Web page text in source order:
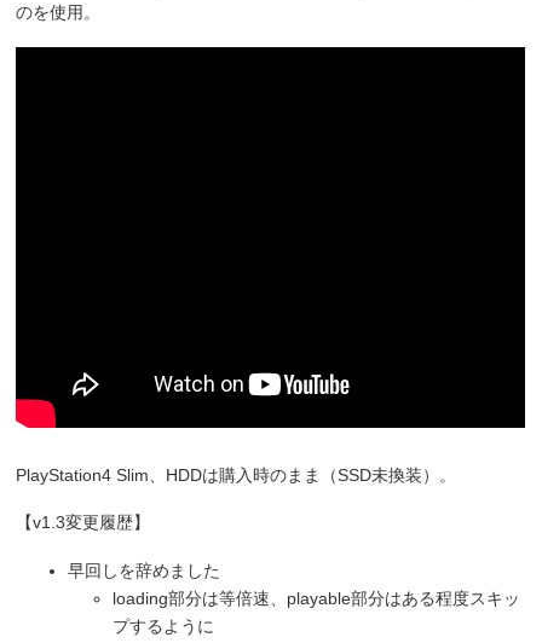
のを使用。
PlayStation4 Slim、HDDは購入時のまま（SSD未換装）。
【v1.3変更履歴】
早回しを辞めました
loading部分は等倍速、playable部分はある程度スキッ
プするように